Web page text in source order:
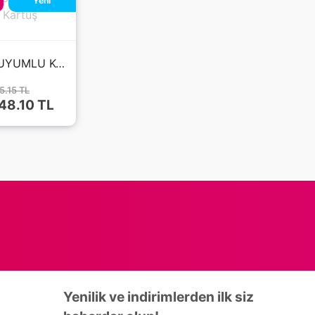
HP 10-82 UYUMLU Kolay Dolan Kartuş (DOLU)
TL
TL
Yenilik ve indirimlerden ilk siz